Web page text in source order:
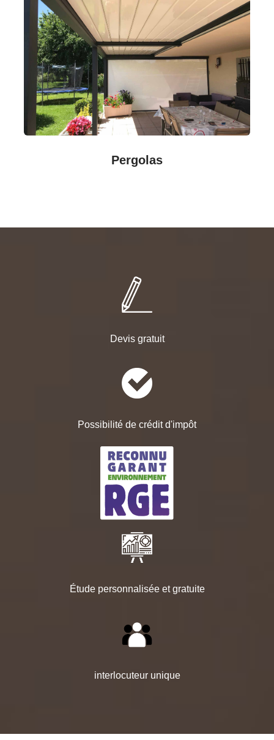
Pergolas
Devis gratuit
Possibilité de crédit d'impôt
Étude personnalisée et gratuite
interlocuteur unique